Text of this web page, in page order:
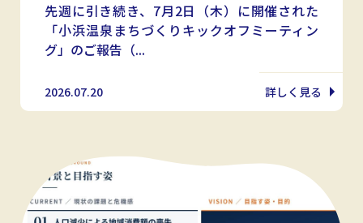
先週に引き続き、7月2日（木）に開催された
「小浜温泉まちづくりキックオフミーティン
グ」のご報告（...
2026.07.20 詳しく見る